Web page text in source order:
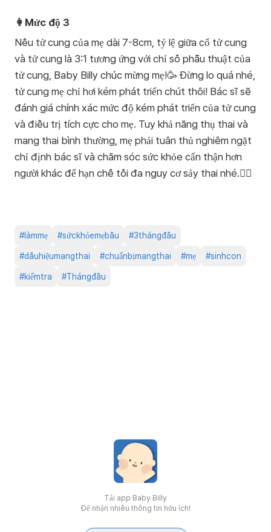
👩Mức độ 3
Nếu tử cung của mẹ dài 7-8cm, tỷ lệ giữa cổ tử cung
và tử cung là 3:1 tương ứng với chỉ số phẫu thuật của
tử cung, Baby Billy chúc mừng mẹ!🥳 Đừng lo quá nhé,
tử cung mẹ chỉ hơi kém phát triển chút thôi! Bác sĩ sẽ
đánh giá chính xác mức độ kém phát triển của tử cung
và điều trị tích cực cho mẹ. Tuy khả năng thụ thai và
mang thai bình thường, mẹ phải tuân thủ nghiêm ngặt
chỉ định bác sĩ và chăm sóc sức khỏe cẩn thận hơn
người khác để hạn chế tối đa nguy cơ sảy thai nhé.👩‍⚕️
#làmmẹ #sứckhỏemẹbầu #3thángđầu
#dấuhiệumangthai #chuẩnbịmangthai #mẹ #sinhcon
#kiểmtra #Thángđầu
Tải app Baby Billy
Để nhận nhiều thông tin hữu ích!